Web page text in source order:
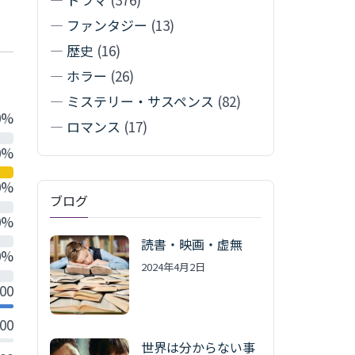
— ファンタジー (13)
— 歴史 (16)
— ホラー (26)
— ミステリー・サスペンス (82)
— ロマンス (17)
ブログ
読書・映画・虚無
2024年4月2日
世界は分からない事